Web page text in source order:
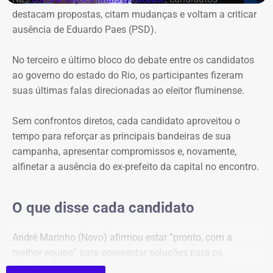
protagonizaram uma espécie de dobradinha, utilizando
suas perguntas para abrir espaço para o outro apresentar
foi reservado às considerações finais.
dominam primeiro bloco
Logo na primeira rodada, a ausência de Eduardo Paes
dividiu espaço com as referências ao ex-presidente da
policial.
A primeira menção a Bacellar foi feita por William Siri
(PSOL), que questionou Douglas Ruas (PL) sobre uma
declaração anterior em que o candidato havia defendido
destacam propostas, citam mudanças e voltam a criticar
ausência de Eduardo Paes (PSD).
No terceiro e último bloco do debate entre os candidatos
ao governo do estado do Rio, os participantes fizeram
suas últimas falas direcionadas ao eleitor fluminense.
Sem confrontos diretos, cada candidato aproveitou o
tempo para reforçar as principais bandeiras de sua
campanha, apresentar compromissos e, novamente,
alfinetar a ausência do ex-prefeito da capital no encontro.
O que disse cada candidato
André Marinho (Novo) afirmou estar “pronto, com a
melhor equipe” para apresentar soluções para os
problemas do estado e prometeu melhorar a qualidade de